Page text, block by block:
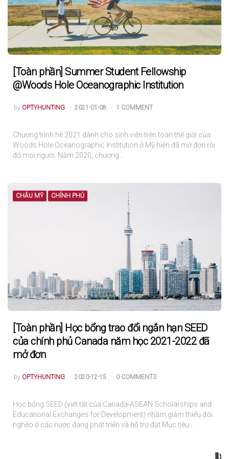
[Toàn phần] Summer Student Fellowship
@Woods Hole Oceanographic Institution
POSTED
by OPTYHUNTING 2021-01-08 1 COMMENT
Chương trình hè 2021 dành cho sinh viên trên toàn thế giới của
Woods Hole Oceanographic Institution ở Mỹ hiện đã mở đơn rồi
đó mọi người. Năm 2020, chương…
CHÂU MỸ CHÍNH PHỦ
[Toàn phần] Học bổng trao đổi ngắn hạn SEED
của chính phủ Canada năm học 2021-2022 đã
mở đơn
POSTED
by OPTYHUNTING 2020-12-15 0 COMMENTS
Học bổng SEED (viết tắt của Canada-ASEAN Scholarships and
Educational Exchanges for Development) nhằm giảm thiểu đói
nghèo ở các nước đang phát triển và hỗ trợ đạt Mục tiêu…